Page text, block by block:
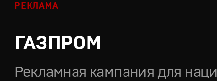
РЕКЛАМА
ГАЗПРОМ
Рекламная кампания для